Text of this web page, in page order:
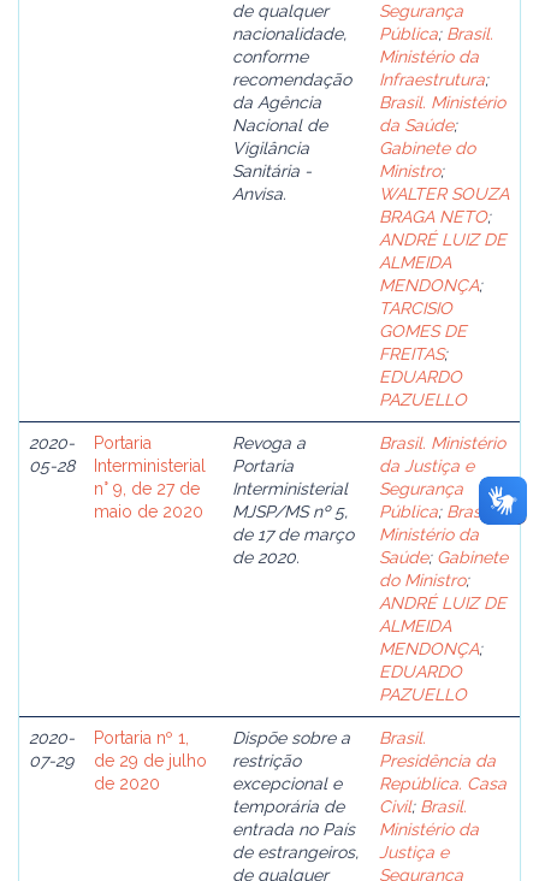
de qualquer
nacionalidade,
conforme
recomendação
da Agência
Nacional de
Vigilância
Sanitária -
Anvisa.
Segurança
Pública; Brasil.
Ministério da
Infraestrutura;
Brasil. Ministério
da Saúde;
Gabinete do
Ministro;
WALTER SOUZA
BRAGA NETO;
ANDRÉ LUIZ DE
ALMEIDA
MENDONÇA;
TARCISIO
GOMES DE
FREITAS;
EDUARDO
PAZUELLO
2020-
05-28
Portaria
Interministerial
n° 9, de 27 de
maio de 2020
Revoga a
Portaria
Interministerial
MJSP/MS nº 5,
de 17 de março
de 2020.
Brasil. Ministério
da Justiça e
Segurança
Pública; Brasil.
Ministério da
Saúde; Gabinete
do Ministro;
ANDRÉ LUIZ DE
ALMEIDA
MENDONÇA;
EDUARDO
PAZUELLO
2020-
07-29
Portaria nº 1,
de 29 de julho
de 2020
Dispõe sobre a
restrição
excepcional e
temporária de
entrada no País
de estrangeiros,
de qualquer
Brasil.
Presidência da
República. Casa
Civil; Brasil.
Ministério da
Justiça e
Segurança